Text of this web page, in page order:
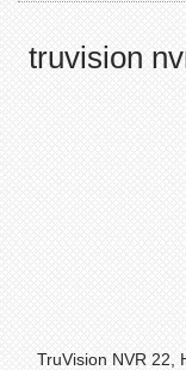
truvision
TruVision NVR 22,